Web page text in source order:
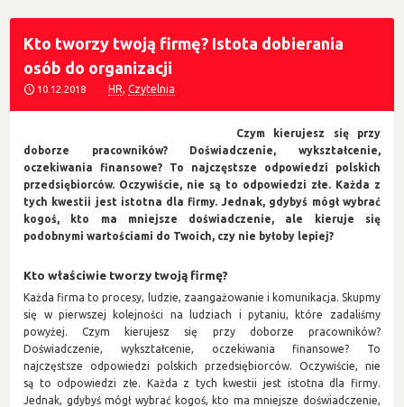
Kto tworzy twoją firmę? Istota dobierania
osób do organizacji
10.12.2018 HR,Czytelnia
Czym kierujesz się przy
doborze pracowników? Doświadczenie, wykształcenie,
oczekiwania finansowe? To najczęstsze odpowiedzi polskich
przedsiębiorców. Oczywiście, nie są to odpowiedzi złe. Każda z
tych kwestii jest istotna dla firmy. Jednak, gdybyś mógł wybrać
kogoś, kto ma mniejsze doświadczenie, ale kieruje się
podobnymi wartościami do Twoich, czy nie byłoby lepiej?
Kto właściwie tworzy twoją firmę?
Każda firma to procesy, ludzie, zaangażowanie i komunikacja. Skupmy
się w pierwszej kolejności na ludziach i pytaniu, które zadaliśmy
powyżej. Czym kierujesz się przy doborze pracowników?
Doświadczenie, wykształcenie, oczekiwania finansowe? To
najczęstsze odpowiedzi polskich przedsiębiorców. Oczywiście, nie
są to odpowiedzi złe. Każda z tych kwestii jest istotna dla firmy.
Jednak, gdybyś mógł wybrać kogoś, kto ma mniejsze doświadczenie,